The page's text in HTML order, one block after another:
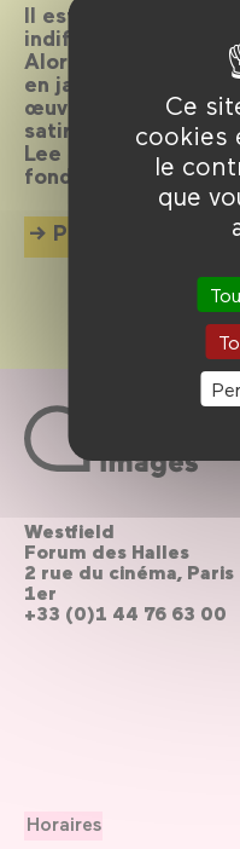
Ce
cookies
le
que
Il est des cinéastes
indifférents, et
Alors qu’il nous fait
en janvier, son
œuvres offrant une
satirique des États-
Lee ou à Michael
fondateurs de
Plus d'info
Westfield
Forum des Halles
2 rue du cinéma, Paris
1er
+33 (0)1 44 76 63 00
Horaires